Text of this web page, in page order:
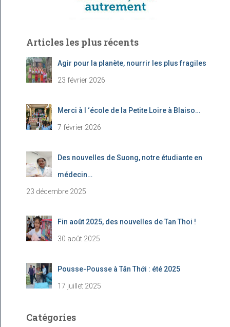
Articles les plus récents
Agir pour la planète, nourrir les plus fragiles
23 février 2026
Merci à l ‘école de la Petite Loire à Blaiso…
7 février 2026
Des nouvelles de Suong, notre étudiante en
médecin…
23 décembre 2025
Fin août 2025, des nouvelles de Tan Thoi !
30 août 2025
Pousse-Pousse à Tân Thới : été 2025
17 juillet 2025
Catégories